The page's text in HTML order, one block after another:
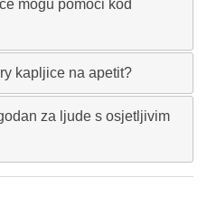
mogu pomoći kod
kapljice na apetit?
za ljude s osjetljivim